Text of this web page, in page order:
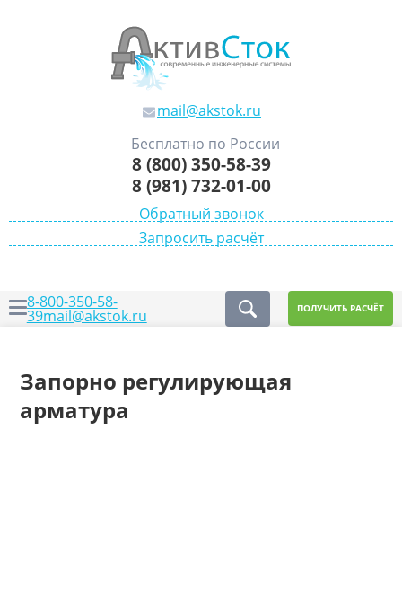
mail@akstok.ru
Бесплатно по России
8 (800) 350-58-39
8 (981) 732-01-00
Обратный звонок
Запросить расчёт
8-800-350-58-
39mail@akstok.ru ПОЛУЧИТЬ РАСЧЁТ
Запорно регулирующая
арматура